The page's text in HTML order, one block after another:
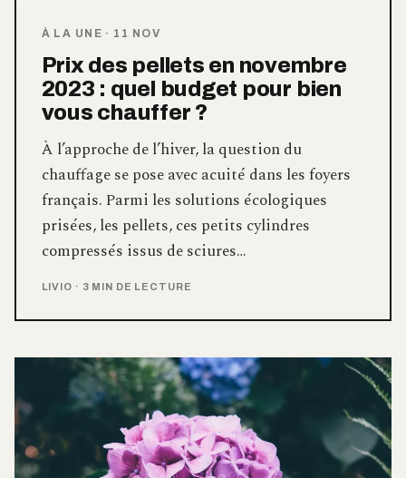
À LA UNE · 11 NOV
Prix des pellets en novembre
2023 : quel budget pour bien
vous chauffer ?
À l’approche de l’hiver, la question du
chauffage se pose avec acuité dans les foyers
français. Parmi les solutions écologiques
prisées, les pellets, ces petits cylindres
compressés issus de sciures…
LIVIO · 3 MIN DE LECTURE